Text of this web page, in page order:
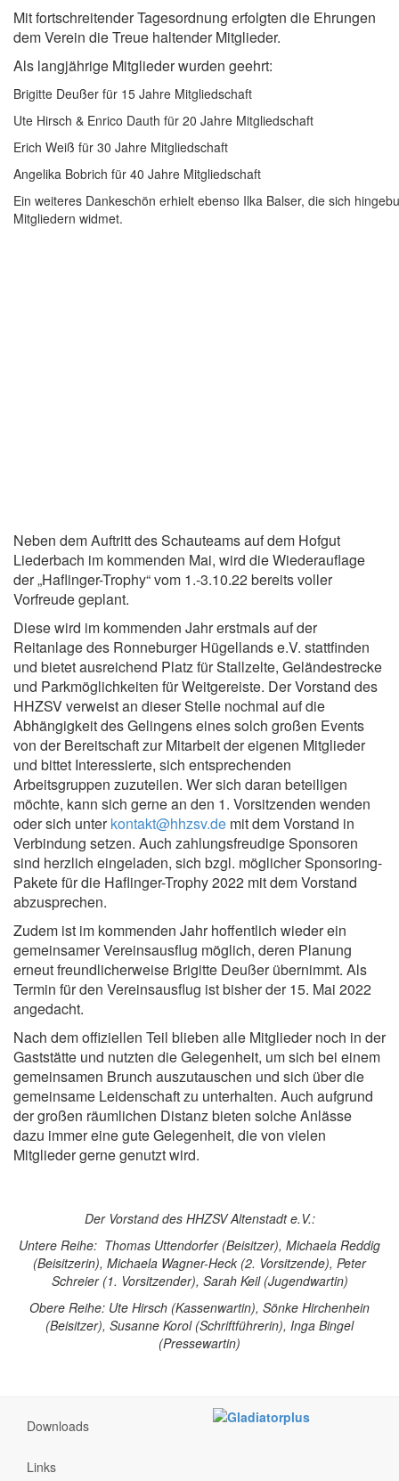
Mit fortschreitender Tagesordnung erfolgten die Ehrungen
dem Verein die Treue haltender Mitglieder.
Als langjährige Mitglieder wurden geehrt:
Brigitte Deußer für 15 Jahre Mitgliedschaft
Ute Hirsch & Enrico Dauth für 20 Jahre Mitgliedschaft
Erich Weiß für 30 Jahre Mitgliedschaft
Angelika Bobrich für 40 Jahre Mitgliedschaft
Ein weiteres Dankeschön erhielt ebenso Ilka Balser, die sich
Mitgliedern widmet.
Neben dem Auftritt des Schauteams auf dem Hofgut
Liederbach im kommenden Mai, wird die Wiederauflage
der „Haflinger-Trophy“ vom 1.-3.10.22 bereits voller
Vorfreude geplant.
Diese wird im kommenden Jahr erstmals auf der
Reitanlage des Ronneburger Hügellands e.V. stattfinden
und bietet ausreichend Platz für Stallzelte, Geländestrecke
und Parkmöglichkeiten für Weitgereiste. Der Vorstand des
HHZSV verweist an dieser Stelle nochmal auf die
Abhängigkeit des Gelingens eines solch großen Events
von der Bereitschaft zur Mitarbeit der eigenen Mitglieder
und bittet Interessierte, sich entsprechenden
Arbeitsgruppen zuzuteilen. Wer sich daran beteiligen
möchte, kann sich gerne an den 1. Vorsitzenden wenden
oder sich unterkontakt@hhzsv.de mit dem Vorstand in
Verbindung setzen. Auch zahlungsfreudige Sponsoren
sind herzlich eingeladen, sich bzgl. möglicher Sponsoring-
Pakete für die Haflinger-Trophy 2022 mit dem Vorstand
abzusprechen.
Zudem ist im kommenden Jahr hoffentlich wieder ein
gemeinsamer Vereinsausflug möglich, deren Planung
erneut freundlicherweise Brigitte Deußer übernimmt. Als
Termin für den Vereinsausflug ist bisher der 15. Mai 2022
angedacht.
Nach dem offiziellen Teil blieben alle Mitglieder noch in der
Gaststätte und nutzten die Gelegenheit, um sich bei einem
gemeinsamen Brunch auszutauschen und sich über die
gemeinsame Leidenschaft zu unterhalten. Auch aufgrund
der großen räumlichen Distanz bieten solche Anlässe
dazu immer eine gute Gelegenheit, die von vielen
Mitglieder gerne genutzt wird.
Der Vorstand des HHZSV Altenstadt e.V.:
Untere Reihe: Thomas Uttendorfer (Beisitzer), Michaela Reddig
(Beisitzerin), Michaela Wagner-Heck (2. Vorsitzende), Peter
Schreier (1. Vorsitzender), Sarah Keil (Jugendwartin)
Obere Reihe: Ute Hirsch (Kassenwartin), Sönke Hirchenhein
(Beisitzer), Susanne Korol (Schriftführerin), Inga Bingel
(Pressewartin)
Downloads
Links